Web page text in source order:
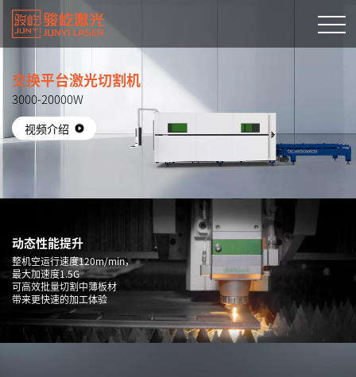
交换平台激光切割机
3000-20000W
视频介绍
动态性能提升
整机空运行速度120m/min，
最大加速度1.5G
可高效批量切割中薄板材
带来更快速的加工体验